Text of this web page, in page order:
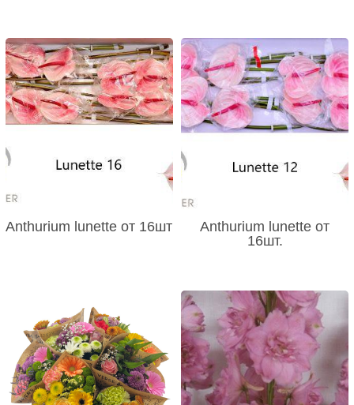
Anthurium lunette от 16шт
Anthurium lunette от
16шт.